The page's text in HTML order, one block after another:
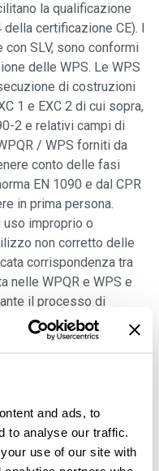
and ads, to
to analyse our traffic.
use of our site with
la qualificazione
certificazione CE). I
SLV, sono conformi
delle WPS. Le WPS
di costruzioni
1 e EXC 2 di cui sopra,
2 e relativi campi di
/ WPS forniti da
conto delle fasi
EN 1090 e dal CPR
in prima persona.
uso improprio o
non corretto delle
corrispondenza tra
nelle WPQR e WPS e
il processo di
dall’utente
e dell’utilizzo di
che produce la
e della piena
della marcatura